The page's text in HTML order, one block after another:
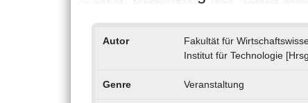
Autor
Fakultät für
Institut für Technologie
Genre Veranstaltung